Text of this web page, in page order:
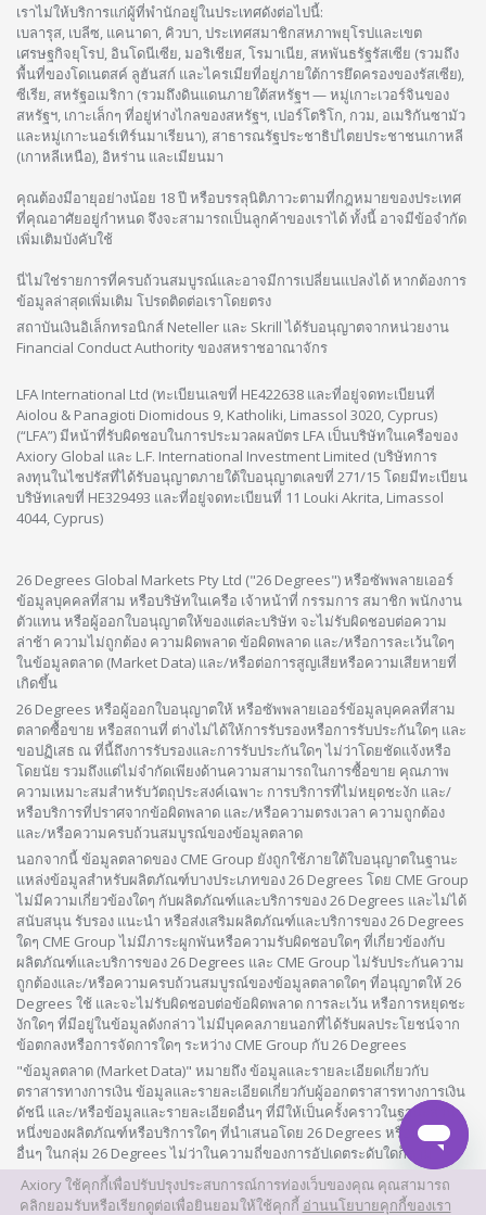
เราไม่ให้บริการแก่ผู้ที่พำนักอยู่ในประเทศดังต่อไปนี้:
เบลารุส, เบลีซ, แคนาดา, คิวบา, ประเทศสมาชิกสหภาพยุโรปและเขต
เศรษฐกิจยุโรป, อินโดนีเซีย, มอริเชียส, โรมาเนีย, สหพันธรัฐรัสเซีย (รวมถึง
พื้นที่ของโดเนตสค์ ลูฮันสก์ และไครเมียที่อยู่ภายใต้การยึดครองของรัสเซีย),
ซีเรีย, สหรัฐอเมริกา (รวมถึงดินแดนภายใต้สหรัฐฯ — หมู่เกาะเวอร์จินของ
สหรัฐฯ, เกาะเล็กๆ ที่อยู่ห่างไกลของสหรัฐฯ, เปอร์โตริโก, กวม, อเมริกันซามัว
และหมู่เกาะนอร์เทิร์นมาเรียนา), สาธารณรัฐประชาธิปไตยประชาชนเกาหลี
(เกาหลีเหนือ), อิหร่าน และเมียนมา
คุณต้องมีอายุอย่างน้อย 18 ปี หรือบรรลุนิติภาวะตามที่กฎหมายของประเทศ
ที่คุณอาศัยอยู่กำหนด จึงจะสามารถเป็นลูกค้าของเราได้ ทั้งนี้ อาจมีข้อจำกัด
เพิ่มเติมบังคับใช้
นี่ไม่ใช่รายการที่ครบถ้วนสมบูรณ์และอาจมีการเปลี่ยนแปลงได้ หากต้องการ
ข้อมูลล่าสุดเพิ่มเติม โปรดติดต่อเราโดยตรง
สถาบันเงินอิเล็กทรอนิกส์ Neteller และ Skrill ได้รับอนุญาตจากหน่วยงาน
Financial Conduct Authority ของสหราชอาณาจักร
LFA International Ltd (ทะเบียนเลขที่ HE422638 และที่อยู่จดทะเบียนที่
Aiolou & Panagioti Diomidous 9, Katholiki, Limassol 3020, Cyprus)
(“LFA”) มีหน้าที่รับผิดชอบในการประมวลผลบัตร LFA เป็นบริษัทในเครือของ
Axiory Global และ L.F. International Investment Limited (บริษัทการ
ลงทุนในไซปรัสที่ได้รับอนุญาตภายใต้ใบอนุญาตเลขที่ 271/15 โดยมีทะเบียน
บริษัทเลขที่ HE329493 และที่อยู่จดทะเบียนที่ 11 Louki Akrita, Limassol
4044, Cyprus)
26 Degrees Global Markets Pty Ltd ("26 Degrees") หรือซัพพลายเออร์
ข้อมูลบุคคลที่สาม หรือบริษัทในเครือ เจ้าหน้าที่ กรรมการ สมาชิก พนักงาน
ตัวแทน หรือผู้ออกใบอนุญาตให้ของแต่ละบริษัท จะไม่รับผิดชอบต่อความ
ล่าช้า ความไม่ถูกต้อง ความผิดพลาด ข้อผิดพลาด และ/หรือการละเว้นใดๆ
ในข้อมูลตลาด (Market Data) และ/หรือต่อการสูญเสียหรือความเสียหายที่
เกิดขึ้น
26 Degrees หรือผู้ออกใบอนุญาตให้ หรือซัพพลายเออร์ข้อมูลบุคคลที่สาม
ตลาดซื้อขาย หรือสถานที่ ต่างไม่ได้ให้การรับรองหรือการรับประกันใดๆ และ
ขอปฏิเสธ ณ ที่นี้ถึงการรับรองและการรับประกันใดๆ ไม่ว่าโดยชัดแจ้งหรือ
โดยนัย รวมถึงแต่ไม่จำกัดเพียงด้านความสามารถในการซื้อขาย คุณภาพ
ความเหมาะสมสำหรับวัตถุประสงค์เฉพาะ การบริการที่ไม่หยุดชะงัก และ/
หรือบริการที่ปราศจากข้อผิดพลาด และ/หรือความตรงเวลา ความถูกต้อง
และ/หรือความครบถ้วนสมบูรณ์ของข้อมูลตลาด
นอกจากนี้ ข้อมูลตลาดของ CME Group ยังถูกใช้ภายใต้ใบอนุญาตในฐานะ
แหล่งข้อมูลสำหรับผลิตภัณฑ์บางประเภทของ 26 Degrees โดย CME Group
ไม่มีความเกี่ยวข้องใดๆ กับผลิตภัณฑ์และบริการของ 26 Degrees และไม่ได้
สนับสนุน รับรอง แนะนำ หรือส่งเสริมผลิตภัณฑ์และบริการของ 26 Degrees
ใดๆ CME Group ไม่มีภาระผูกพันหรือความรับผิดชอบใดๆ ที่เกี่ยวข้องกับ
ผลิตภัณฑ์และบริการของ 26 Degrees และ CME Group ไม่รับประกันความ
ถูกต้องและ/หรือความครบถ้วนสมบูรณ์ของข้อมูลตลาดใดๆ ที่อนุญาตให้ 26
Degrees ใช้ และจะไม่รับผิดชอบต่อข้อผิดพลาด การละเว้น หรือการหยุดชะ
งักใดๆ ที่มีอยู่ในข้อมูลดังกล่าว ไม่มีบุคคลภายนอกที่ได้รับผลประโยชน์จาก
ข้อตกลงหรือการจัดการใดๆ ระหว่าง CME Group กับ 26 Degrees
"ข้อมูลตลาด (Market Data)" หมายถึง ข้อมูลและรายละเอียดเกี่ยวกับ
ตราสารทางการเงิน ข้อมูลและรายละเอียดเกี่ยวกับผู้ออกตราสารทางการเงิน
ดัชนี และ/หรือข้อมูลและรายละเอียดอื่นๆ ที่มีให้เป็นครั้งคราวในฐานะส่วน
หนึ่งของผลิตภัณฑ์หรือบริการใดๆ ที่นำเสนอโดย 26 Degrees หรือบริษัท
อื่นๆ ในกลุ่ม 26 Degrees ไม่ว่าในความถี่ของการอัปเดตระดับใดก็ตาม
©2026 เว็บไซต์นี้ครอบครองและดำเนินการโดย Axiory Global Limited
Axiory ใช้คุกกี้เพื่อปรับปรุงประสบการณ์การท่องเว็บของคุณ คุณสามารถ
คลิกยอมรับหรือเรียกดูต่อเพื่อยินยอมให้ใช้คุกกี้ อ่านนโยบายคุกกี้ของเรา